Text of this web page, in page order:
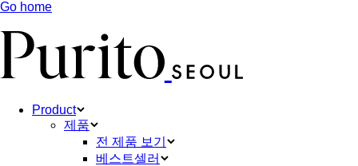
Go home
Product
제품
전 제품 보기
베스트셀러